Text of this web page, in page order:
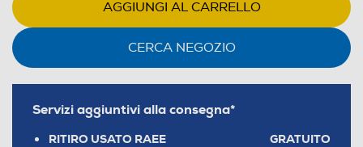
AGGIUNGI AL CARRELLO
CERCA NEGOZIO
Servizi aggiuntivi alla consegna*
RITIRO USATO RAEE GRATUITO